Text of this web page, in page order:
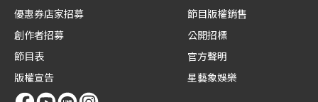
優惠券店家招募
創作者招募
節目表
版權宣告
節目版權銷售
公開招標
官方聲明
星藝象娛樂